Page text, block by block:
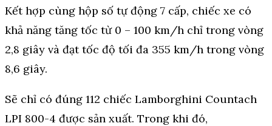
Kết hợp cùng hộp số tự động 7 cấp, chiếc xe có
khả năng tăng tốc từ 0 – 100 km/h chỉ trong vòng
2,8 giây và đạt tốc độ tối đa 355 km/h trong vòng
8,6 giây.
Sẽ chỉ có đúng 112 chiếc Lamborghini Countach
LPI 800-4 được sản xuất. Trong khi đó,